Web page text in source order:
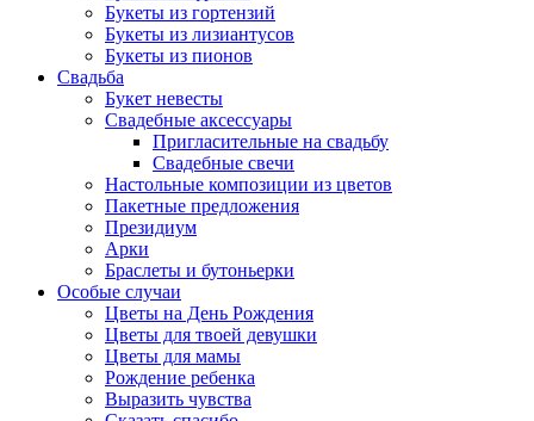
Букеты из гортензий
Букеты из лизиантусов
Букеты из пионов
Свадьба
Букет невесты
Свадебные аксессуары
Пригласительные на свадьбу
Свадебные свечи
Настольные композиции из цветов
Пакетные предложения
Президиум
Арки
Браслеты и бутоньерки
Особые случаи
Цветы на День Рождения
Цветы для твоей девушки
Цветы для мамы
Рождение ребенка
Выразить чувства